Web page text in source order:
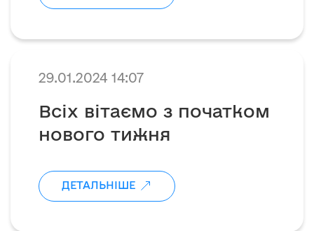
29.01.2024 14:07
Всіх вітаємо з початком
нового тижня
ДЕТАЛЬНІШЕ